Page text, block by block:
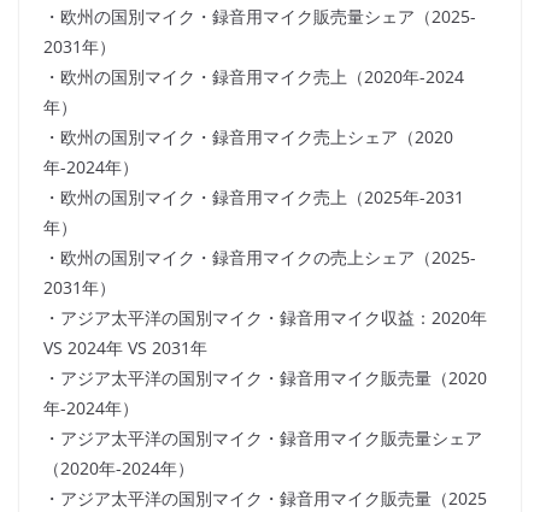
・欧州の国別マイク・録音用マイク販売量シェア（2025-
2031年）
・欧州の国別マイク・録音用マイク売上（2020年-2024
年）
・欧州の国別マイク・録音用マイク売上シェア（2020
年-2024年）
・欧州の国別マイク・録音用マイク売上（2025年-2031
年）
・欧州の国別マイク・録音用マイクの売上シェア（2025-
2031年）
・アジア太平洋の国別マイク・録音用マイク収益：2020年
VS 2024年 VS 2031年
・アジア太平洋の国別マイク・録音用マイク販売量（2020
年-2024年）
・アジア太平洋の国別マイク・録音用マイク販売量シェア
（2020年-2024年）
・アジア太平洋の国別マイク・録音用マイク販売量（2025